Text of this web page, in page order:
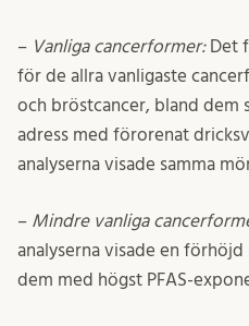
– Vanliga cancerformer:Det
för de allra vanligaste
och bröstcancer, bland dem
adress med förorenat
analyserna visade samma
– Mindre vanliga
analyserna visade en
dem med högst PFAS-